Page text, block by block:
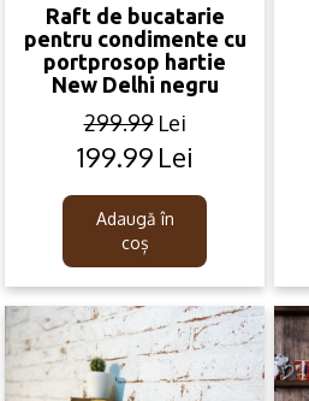
Raft de bucatarie
pentru condimente cu
portprosop hartie
New Delhi negru
299.99 Lei
Original
was:
299.99lei.
199.99 Lei
Current
is:
199.99lei.
Adaugă în
coș